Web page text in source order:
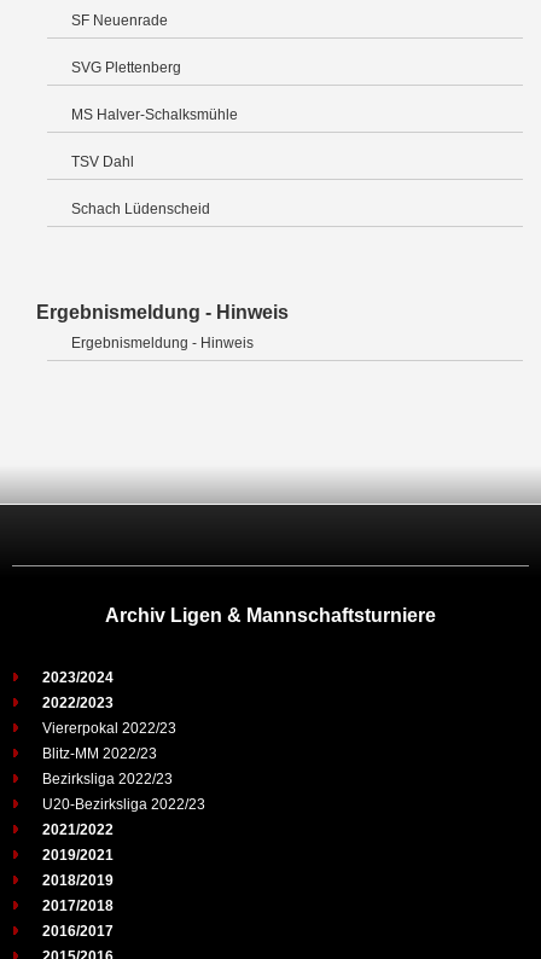
SF Neuenrade
SVG Plettenberg
MS Halver-Schalksmühle
TSV Dahl
Schach Lüdenscheid
Ergebnismeldung - Hinweis
Ergebnismeldung - Hinweis
Archiv Ligen & Mannschaftsturniere
2023/2024
2022/2023
Viererpokal 2022/23
Blitz-MM 2022/23
Bezirksliga 2022/23
U20-Bezirksliga 2022/23
2021/2022
2019/2021
2018/2019
2017/2018
2016/2017